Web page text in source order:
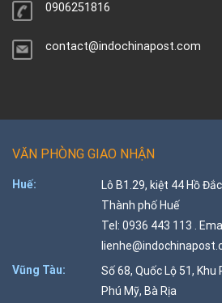
0906251816
contact@indochinapost.com
VĂN PHÒNG GIAO NHẬN
Huế:
Lô B1.29, kiệt 44 Hồ
Thành phố Huế
Tel: 0936 443 113 .
Vũng Tàu:
Số 68, Quốc Lộ 51, Khu
Phú Mỹ, Bà Rịa